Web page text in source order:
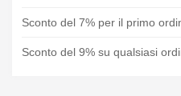
Sconto del 7% per il primo
Sconto del 9% su qualsiasi